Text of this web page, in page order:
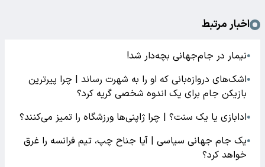
اخبار مرتبط
●نیمار در جام‌جهانی بچه‌دار شد!
●اشک‌های دروازه‌بانی که او را به شهرت رساند | چرا پیرترین
بازیکن جام برای یک اندوه شخصی گریه کرد؟
●ادابازی یا یک سنت؟ | چرا ژاپنی‌ها ورزشگاه را تمیز می‌کنند؟
●یک جام جهانی سیاسی | آیا جناح چپ، تیم فرانسه را غرق
خواهد کرد؟